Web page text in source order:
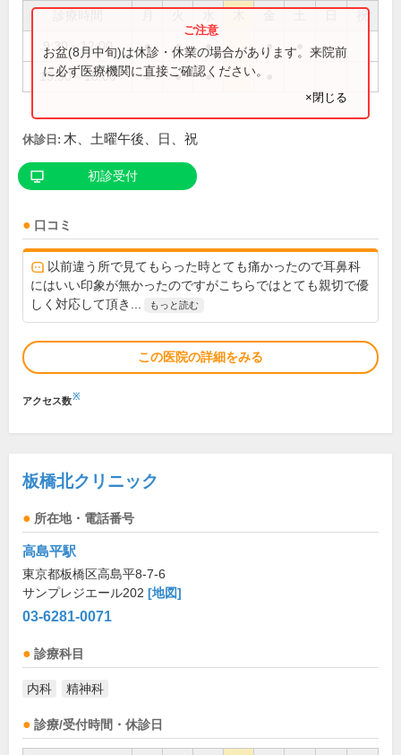
祝
9:30～12:00 ● ● ● ●
15:30～18:00 ● ● ●
お盆(8月中旬)は休診・休業の場合があります。来院前
に必ず医療機関に直接ご確認ください。
×閉じる
休診日: 木、土曜午後、日、祝
初診受付
口コミ
以前違う所で見てもらった時とても痛かったので耳鼻科
にはいい印象が無かったのですがこちらではとても親切で優
しく対応して頂き...
もっと読む
この医院の詳細をみる
アクセス数※
板橋北クリニック
所在地・電話番号
高島平駅
東京都板橋区高島平8-7-6
サンプレジエール202 [地図]
03-6281-0071
診療科目
内科 精神科
診療/受付時間・休診日